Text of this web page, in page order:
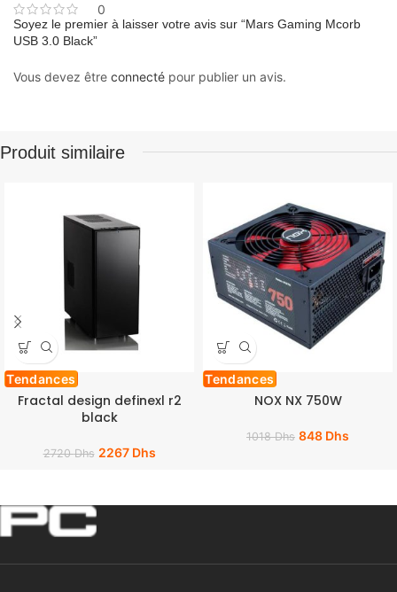
0
Soyez le premier à laisser votre avis sur “Mars Gaming Mcorb
USB 3.0 Black”
Vous devez être connecté pour publier un avis.
Produit similaire
Tendances
Fractal design definexl r2
black
2720Dhs 2267 Dhs
Tendances
NOX NX 750W
1018Dhs 848 Dhs